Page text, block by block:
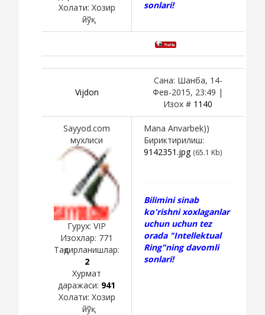
Холати: Хозир
йўқ
sonlari!
Vijdon
Сана: Шанба, 14-
Фев-2015, 23:49 |
Изох # 1140
Sayyod.com
мухлиси
Гурух: VIP
Изохлар: 771
Тақдирланишлар:
2
Хурмат
даражаси: 941
Холати: Хозир
йўқ
Mana Anvarbek))
Бириктирилиш:
9142351.jpg (65.1 Kb)
Bilimini sinab
ko'rishni xoxlaganlar
uchun uchun tez
orada "Intellektual
Ring"ning davomli
sonlari!